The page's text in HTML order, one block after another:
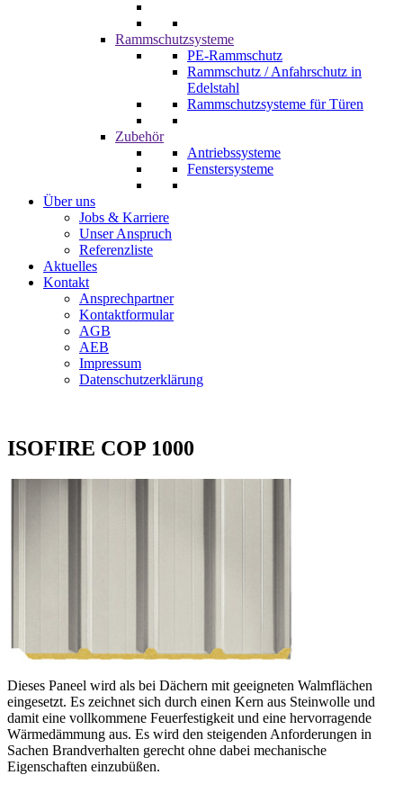
Rammschutzsysteme
PE-Rammschutz
Rammschutz / Anfahrschutz in
Edelstahl
Rammschutzsysteme für Türen
Zubehör
Antriebssysteme
Fenstersysteme
Über uns
Jobs & Karriere
Unser Anspruch
Referenzliste
Aktuelles
Kontakt
Ansprechpartner
Kontaktformular
AGB
AEB
Impressum
Datenschutzerklärung
ISOFIRE COP 1000
Dieses Paneel wird als bei Dächern mit geeigneten Walmflächen
eingesetzt. Es zeichnet sich durch einen Kern aus Steinwolle und
damit eine vollkommene Feuerfestigkeit und eine hervorragende
Wärmedämmung aus. Es wird den steigenden Anforderungen in
Sachen Brandverhalten gerecht ohne dabei mechanische
Eigenschaften einzubüßen.